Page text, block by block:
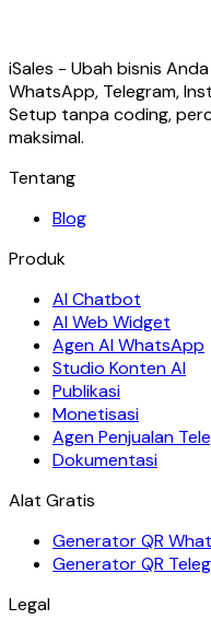
iSales - Ubah bisnis
WhatsApp, Telegram,
Setup tanpa coding,
maksimal.
Tentang
Blog
Produk
AI Chatbot
AI Web Widget
Agen AI WhatsApp
Studio Konten AI
Publikasi
Monetisasi
Agen Penjualan
Dokumentasi
Alat Gratis
Generator QR
Generator QR
Legal